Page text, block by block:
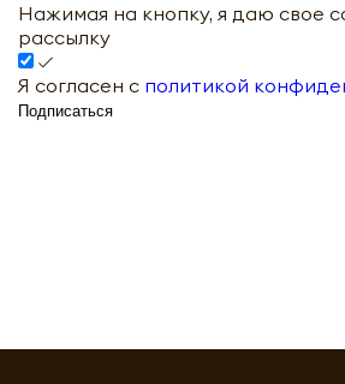
Нажимая на кнопку, я даю свое
рассылку
Я согласен с политикой
Подписаться